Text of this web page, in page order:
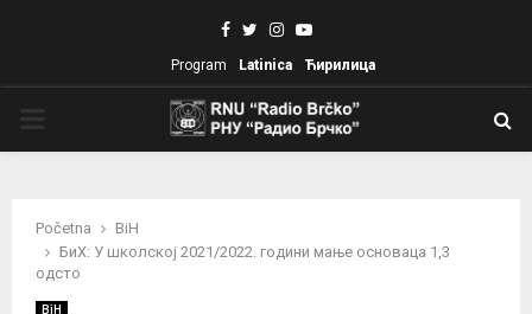
Facebook
TwitterInstagram
Youtube
Program Latinica Ћирилица
Početna
BiH
БиХ: У школској 2021/2022. години мање основаца 1,3
одсто
BiH